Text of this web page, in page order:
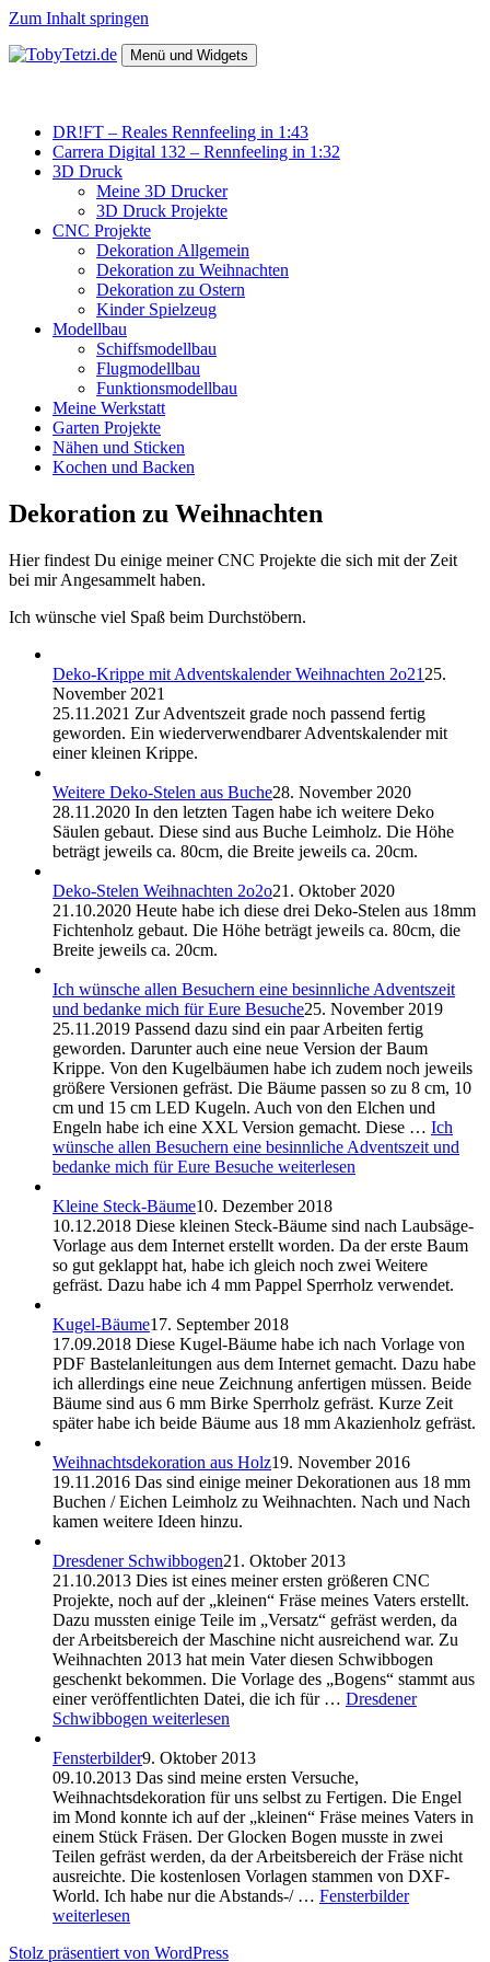
Zum Inhalt springen
Menü und Widgets
DR!FT – Reales Rennfeeling in 1:43
Carrera Digital 132 – Rennfeeling in 1:32
3D Druck
Meine 3D Drucker
3D Druck Projekte
CNC Projekte
Dekoration Allgemein
Dekoration zu Weihnachten
Dekoration zu Ostern
Kinder Spielzeug
Modellbau
Schiffsmodellbau
Flugmodellbau
Funktionsmodellbau
Meine Werkstatt
Garten Projekte
Nähen und Sticken
Kochen und Backen
Dekoration zu Weihnachten
Hier findest Du einige meiner CNC Projekte die sich mit der Zeit
bei mir Angesammelt haben.
Ich wünsche viel Spaß beim Durchstöbern.
Deko-Krippe mit Adventskalender Weihnachten 2o21 25.
November 2021
25.11.2021 Zur Adventszeit grade noch passend fertig
geworden. Ein wiederverwendbarer Adventskalender mit
einer kleinen Krippe.
Weitere Deko-Stelen aus Buche28. November 2020
28.11.2020 In den letzten Tagen habe ich weitere Deko
Säulen gebaut. Diese sind aus Buche Leimholz. Die Höhe
beträgt jeweils ca. 80cm, die Breite jeweils ca. 20cm.
Deko-Stelen Weihnachten 2o2o21. Oktober 2020
21.10.2020 Heute habe ich diese drei Deko-Stelen aus 18mm
Fichtenholz gebaut. Die Höhe beträgt jeweils ca. 80cm, die
Breite jeweils ca. 20cm.
Ich wünsche allen Besuchern eine besinnliche Adventszeit
und bedanke mich für Eure Besuche25. November 2019
25.11.2019 Passend dazu sind ein paar Arbeiten fertig
geworden. Darunter auch eine neue Version der Baum
Krippe. Von den Kugelbäumen habe ich zudem noch jeweils
größere Versionen gefräst. Die Bäume passen so zu 8 cm, 10
cm und 15 cm LED Kugeln. Auch von den Elchen und
Engeln habe ich eine XXL Version gemacht. Diese … Ich
wünsche allen Besuchern eine besinnliche Adventszeit und
bedanke mich für Eure Besuche weiterlesen
Kleine Steck-Bäume10. Dezember 2018
10.12.2018 Diese kleinen Steck-Bäume sind nach Laubsäge-
Vorlage aus dem Internet erstellt worden. Da der erste Baum
so gut geklappt hat, habe ich gleich noch zwei Weitere
gefräst. Dazu habe ich 4 mm Pappel Sperrholz verwendet.
Kugel-Bäume17. September 2018
17.09.2018 Diese Kugel-Bäume habe ich nach Vorlage von
PDF Bastelanleitungen aus dem Internet gemacht. Dazu habe
ich allerdings eine neue Zeichnung anfertigen müssen. Beide
Bäume sind aus 6 mm Birke Sperrholz gefräst. Kurze Zeit
später habe ich beide Bäume aus 18 mm Akazienholz gefräst.
Weihnachtsdekoration aus Holz19. November 2016
19.11.2016 Das sind einige meiner Dekorationen aus 18 mm
Buchen / Eichen Leimholz zu Weihnachten. Nach und Nach
kamen weitere Ideen hinzu.
Dresdener Schwibbogen21. Oktober 2013
21.10.2013 Dies ist eines meiner ersten größeren CNC
Projekte, noch auf der „kleinen“ Fräse meines Vaters erstellt.
Dazu mussten einige Teile im „Versatz“ gefräst werden, da
der Arbeitsbereich der Maschine nicht ausreichend war. Zu
Weihnachten 2013 hat mein Vater diesen Schwibbogen
geschenkt bekommen. Die Vorlage des „Bogens“ stammt aus
einer veröffentlichten Datei, die ich für … Dresdener
Schwibbogen weiterlesen
Fensterbilder9. Oktober 2013
09.10.2013 Das sind meine ersten Versuche,
Weihnachtsdekoration für uns selbst zu Fertigen. Die Engel
im Mond konnte ich auf der „kleinen“ Fräse meines Vaters in
einem Stück Fräsen. Der Glocken Bogen musste in zwei
Teilen gefräst werden, da der Arbeitsbereich der Fräse nicht
ausreichte. Die kostenlosen Vorlagen stammen von DXF-
World. Ich habe nur die Abstands-/ … Fensterbilder
weiterlesen
Stolz präsentiert von WordPress